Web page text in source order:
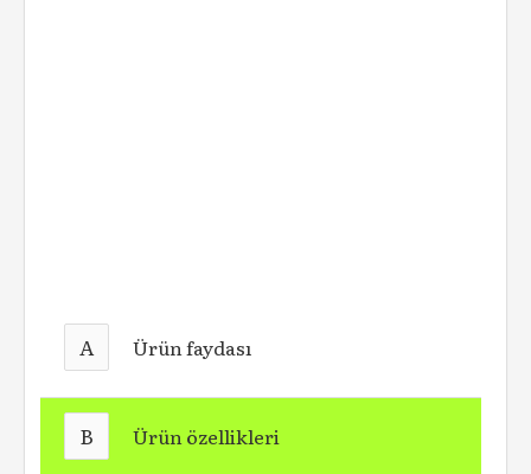
A Ürün faydası
B Ürün özellikleri